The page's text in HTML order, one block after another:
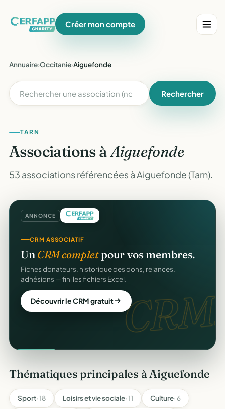
Créer mon compte
Annuaire›Occitanie›Aiguefonde
Rechercher
TARN
Associations àAiguefonde
53 associations référencées à Aiguefonde (Tarn).
ANNONCE
CRM.
CRM ASSOCIATIF
Un CRM completpour vos membres.
Fiches donateurs, historique des dons, relances,
adhésions — fini les fichiers Excel.
Découvrir le CRM gratuit
Thématiques principales à Aiguefonde
Sport· 18 Loisirs et vie sociale· 11 Culture· 6